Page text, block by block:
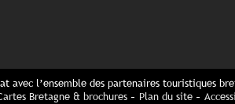
avec l’ensemble des partenaires touristiques
Bretagne & brochures Plan du site